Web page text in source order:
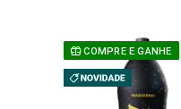
COMPRE E GANHE